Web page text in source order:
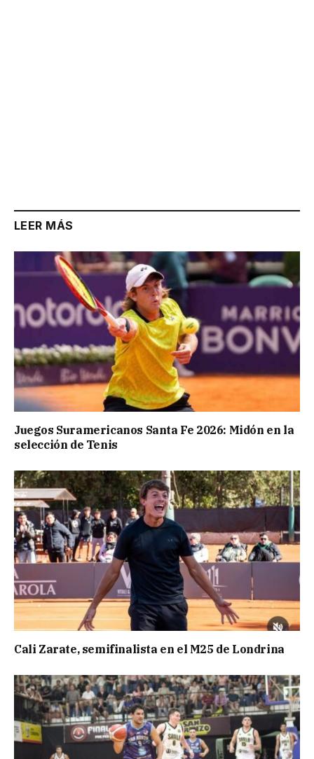
LEER MÁS
Juegos Suramericanos Santa Fe 2026: Midón en la
selección de Tenis
Cali Zarate, semifinalista en el M25 de Londrina